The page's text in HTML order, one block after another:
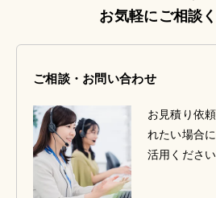
お気軽にご相談
ご相談・お問い合わせ
お見積り依
れたい場合
活用ください